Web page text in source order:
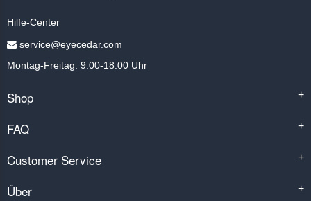
Hilfe-Center
service@eyecedar.com
Montag-Freitag: 9:00-18:00 Uhr
Shop +
FAQ +
Customer Service +
Über +